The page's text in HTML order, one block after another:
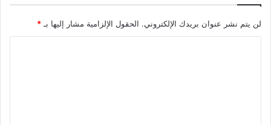
لن يتم نشر عنوان بريدك الإلكتروني. الحقول الإلزامية مشار إليها بـ *